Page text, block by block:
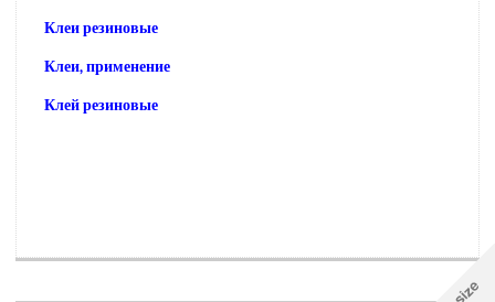
Клеи резиновые
Клеи, применение
Клей резиновые